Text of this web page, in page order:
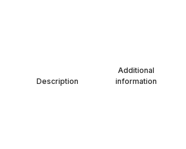
Description
Additional
information